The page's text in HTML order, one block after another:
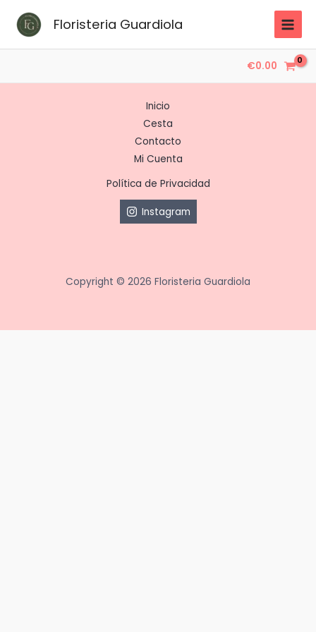
Floristeria Guardiola
€0.00
Inicio
Cesta
Contacto
Mi Cuenta
Política de Privacidad
Instagram
Copyright © 2026 Floristeria Guardiola